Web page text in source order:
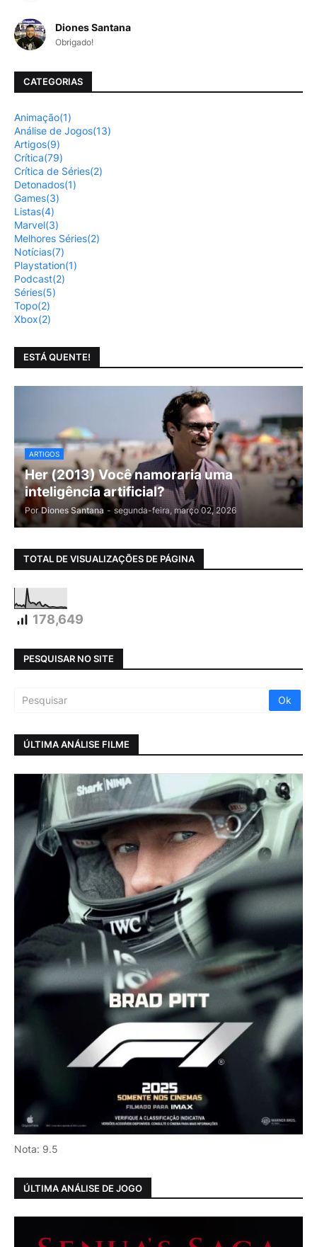
Diones Santana
Obrigado!
CATEGORIAS
Animação(1)
Análise de Jogos(13)
Artigos(9)
Crítica(79)
Crítica de Séries(2)
Detonados(1)
Games(3)
Listas(4)
Marvel(3)
Melhores Séries(2)
Notícias(7)
Playstation(1)
Podcast(2)
Séries(5)
Topo(2)
Xbox(2)
ESTÁ QUENTE!
ARTIGOS
Her (2013) Você namoraria uma
inteligência artificial?
Por Diones Santana - segunda-feira, março 02, 2026
TOTAL DE VISUALIZAÇÕES DE PÁGINA
178,649
PESQUISAR NO SITE
ÚLTIMA ANÁLISE FILME
Nota: 9.5
ÚLTIMA ANÁLISE DE JOGO